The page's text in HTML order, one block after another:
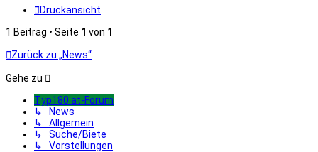
Druckansicht
1 Beitrag • Seite 1 von 1
Zurück zu „News“
Gehe zu
Typ180.at-Forum
↳ News
↳ Allgemein
↳ Suche/Biete
↳ Vorstellungen